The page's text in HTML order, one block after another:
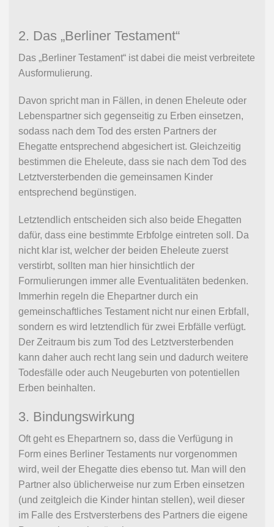
2. Das „Berliner Testament“
Das „Berliner Testament“ ist dabei die meist verbreitete
Ausformulierung.
Davon spricht man in Fällen, in denen Eheleute oder
Lebenspartner sich gegenseitig zu Erben einsetzen,
sodass nach dem Tod des ersten Partners der
Ehegatte entsprechend abgesichert ist. Gleichzeitig
bestimmen die Eheleute, dass sie nach dem Tod des
Letztversterbenden die gemeinsamen Kinder
entsprechend begünstigen.
Letztendlich entscheiden sich also beide Ehegatten
dafür, dass eine bestimmte Erbfolge eintreten soll. Da
nicht klar ist, welcher der beiden Eheleute zuerst
verstirbt, sollten man hier hinsichtlich der
Formulierungen immer alle Eventualitäten bedenken.
Immerhin regeln die Ehepartner durch ein
gemeinschaftliches Testament nicht nur einen Erbfall,
sondern es wird letztendlich für zwei Erbfälle verfügt.
Der Zeitraum bis zum Tod des Letztversterbenden
kann daher auch recht lang sein und dadurch weitere
Todesfälle oder auch Neugeburten von potentiellen
Erben beinhalten.
3. Bindungswirkung
Oft geht es Ehepartnern so, dass die Verfügung in
Form eines Berliner Testaments nur vorgenommen
wird, weil der Ehegatte dies ebenso tut. Man will den
Partner also üblicherweise nur zum Erben einsetzen
(und zeitgleich die Kinder hintan stellen), weil dieser
im Falle des Erstversterbens des Partners die eigene